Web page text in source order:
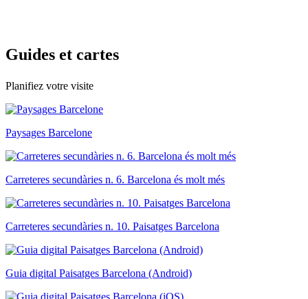
Guides et cartes
Planifiez votre visite
Paysages Barcelone
Carreteres secundàries n. 6. Barcelona és molt més
Carreteres secundàries n. 10. Paisatges Barcelona
Guia digital Paisatges Barcelona (Android)